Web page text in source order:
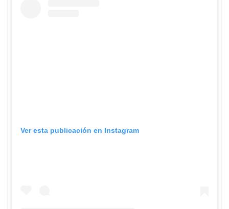
Ver esta publicación en Instagram